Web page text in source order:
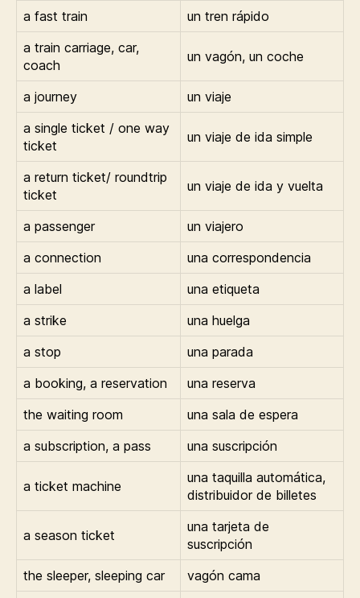
a fast train
un tren rápido
a train carriage, car,
coach
un vagón, un coche
a journey
un viaje
a single ticket / one way
ticket
un viaje de ida simple
a return ticket/ roundtrip
ticket
un viaje de ida y vuelta
a passenger
un viajero
a connection
una correspondencia
a label
una etiqueta
a strike
una huelga
a stop
una parada
a booking, a reservation
una reserva
the waiting room
una sala de espera
a subscription, a pass
una suscripción
a ticket machine
una taquilla automática,
distribuidor de billetes
a season ticket
una tarjeta de
suscripción
the sleeper, sleeping car
vagón cama